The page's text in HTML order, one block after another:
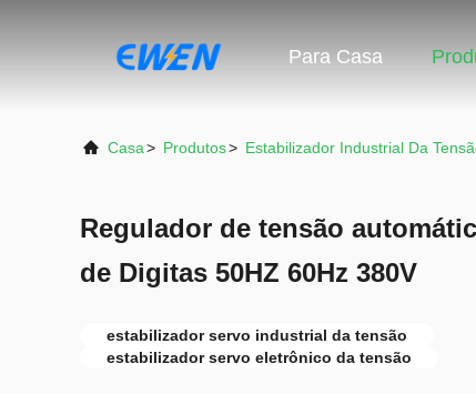
Para Casa
Casa> Produtos> Estabilizador Industrial Da
Regulador de tensão
de Digitas 50HZ 60Hz 380V
estabilizador servo industrial da tensão
estabilizador servo eletrônico da tensão